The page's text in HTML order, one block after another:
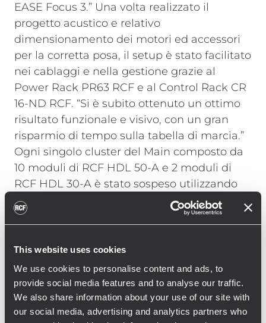
This website uses cookies
We use cookies to personalise content and ads, to
provide social media features and to analyse our traffic.
We also share information about your use of our site with
our social media, advertising and analytics partners who
EASE Focus 3.” Una volta realizzato il
progetto acustico e relativo
dimensionamento dei motori ed accessori
per la corretta posa, il setup è stato facilitato
nei cablaggi e nella gestione grazie al
Power Rack PR63 RCF e al Control Rack CR
16-ND RCF. “Si è subito ottenuto un ottimo
risultato funzionale e visivo, con un gran
risparmio di tempo sulla tabella di marcia.”
Ogni singolo cluster del Main composto da
10 moduli di RCF HDL 50-A e 2 moduli di
RCF HDL 30-A è stato sospeso utilizzando
un solo motore CM da 1 Ton. Il sistema di
dolly a 4 moduli del HDL 50-A e del HDL 30-
appendimento con solo due operatori. I 20
SUB 9006-AS sono disposti fronte palco in
due file da 10 ottenendo così un Curved End
Fire che permette di aumentare la gittata in
FOH avendo comunque cura di non